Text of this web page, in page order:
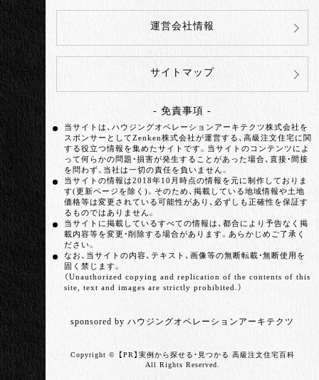
運営会社情報
サイトマップ
- 免責事項 -
当サイトは、ハウジングオペレーションアーキテクツ株式会社を
スポンサーとしてZenken株式会社が運営する、高級注文住宅に関
する役立つ情報を集めたサイトです。当サイトのコンテンツによ
って何らかの問題・損害が発生することがあった場合、直接・間接
を問わず、当社は一切の責任を負いません。
当サイトの情報は2018年10月時点の情報を元に制作しておりま
す(更新ページを除く)。そのため、掲載している地域情報や土地
価格等は変更されている可能性があり、必ずしも正確性を保証す
るものではありません。
当サイトに掲載しているすべての情報は、都合により予告なく掲
載内容等を変更・削除する場合があります。あらかじめご了承く
ださい。
なお、当サイトの内容、テキスト、画像等の無断転載・無断使用を
固く禁じます。
（Unauthorized copying and replication of the contents of this
site, text and images are strictly prohibited.）
sponsored by ハウジングオペレーションアーキテクツ
Copyright ©
実例から探せる・見つかる 高級注文住宅百科
All Rights Reserved.